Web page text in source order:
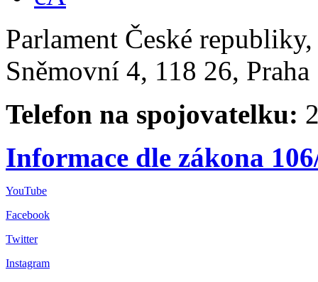
Parlament České
Sněmovní 4, 118 26,
Telefon na spojovatelku:
Informace dle zákona
YouTube
Facebook
Twitter
Instagram